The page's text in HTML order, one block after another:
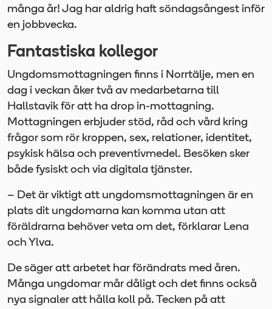
många år! Jag har aldrig haft söndagsångest inför
en jobbvecka.
Fantastiska kollegor
Ungdomsmottagningen finns i Norrtälje, men en
dag i veckan åker två av medarbetarna till
Hallstavik för att ha drop in-mottagning.
Mottagningen erbjuder stöd, råd och vård kring
frågor som rör kroppen, sex, relationer, identitet,
psykisk hälsa och preventivmedel. Besöken sker
både fysiskt och via digitala tjänster.
– Det är viktigt att ungdomsmottagningen är en
plats dit ungdomarna kan komma utan att
föräldrarna behöver veta om det, förklarar Lena
och Ylva.
De säger att arbetet har förändrats med åren.
Många ungdomar mår dåligt och det finns också
nya signaler att hålla koll på. Tecken på att